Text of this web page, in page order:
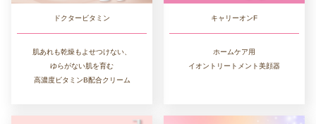
ドクタービタミン
肌あれも乾燥もよせつけない、
ゆらがない肌を育む
高濃度ビタミンB配合クリーム
キャリーオンF
ホームケア用
イオントリートメント美顔器